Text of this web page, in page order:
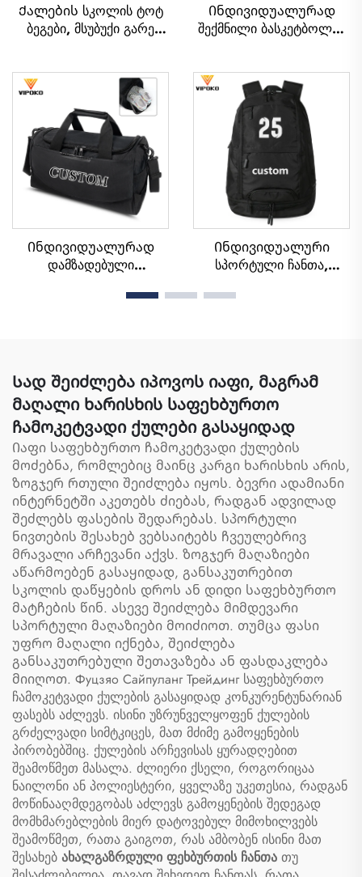
Ქალების სკოლის ტოტ
ბეგები, მსუბუქი გარე
დასვენების ტოტ ბეგი,
რბილი ხელსაყრელი
სახელური, ოფისის
ქალის წყალგაუმძლური
პოლიესტერის ტოტ ბეგი
Ინდივიდუალურად
შექმნილი ბასკეტბოლის
წყალგაუმძლური,
ყოფითი და სკოლის
სპორტული რაკეტბაგი,
თერმული სუბლიმაციური
ფეხბურთის და
ბასკეტბოლის ჩანთა
Ინდივიდუალურად
დამზადებული
ტევადობის რაკეტბაგი,
კაცებისთვის,
წყალგაუმძლური
ფეხსაცმლის სივრცე
მქონე დაფელი,
მოგზაურობის ჩანთა,
გარე საქმეების დაფელი
Ინდივიდუალური
სპორტული ჩანთა,
სკოლის ჩანთები,
ფეხბურთის, ფეხბურთის
რაკეტბაგი, ტენისის და
ბასკეტბოლის ჩანთა
Სად შეიძლება იპოვოს იაფი, მაგრამ
მაღალი ხარისხის საფეხბურთო
ჩამოკეტვადი ქულები გასაყიდად
Იაფი საფეხბურთო ჩამოკეტვადი ქულების
მოძებნა, რომლებიც მაინც კარგი ხარისხის არის,
ზოგჯერ რთული შეიძლება იყოს. ბევრი ადამიანი
ინტერნეტში აკეთებს ძიებას, რადგან ადვილად
შეძლებს ფასების შედარებას. სპორტული
ნივთების შესახებ ვებსაიტებს ჩვეულებრივ
მრავალი არჩევანი აქვს. ზოგჯერ მაღაზიები
აწარმოებენ გასაყიდად, განსაკუთრებით
სკოლის დაწყების დროს ან დიდი საფეხბურთო
მატჩების წინ. ასევე შეიძლება მიმდევარი
სპორტული მაღაზიები მოიძიოთ. თუმცა ფასი
უფრო მაღალი იქნება, შეიძლება
განსაკუთრებული შეთავაზება ან ფასდაკლება
მიიღოთ. Фуцзяо Сайпуланг Трейдинг საფეხბურთო
ჩამოკეტვადი ქულების გასაყიდად კონკურენტუნარიან
ფასებს აძლევს. ისინი უზრუნველყოფენ ქულების
გრძელვადი სიმტკიცეს, მათ მძიმე გამოყენების
პირობებშიც. ქულების არჩევისას ყურადღებით
შეამოწმეთ მასალა. ძლიერი ქსელი, როგორიცაა
ნაილონი ან პოლიესტერი, ყველაზე უკეთესია, რადგან
მოწინააღმდეგობას აძლევს გამოყენების შედეგად
მომხმარებლების მიერ დატოვებულ მიმოხილვებს
შეამოწმეთ, რათა გაიგოთ, რას ამბობენ ისინი მათ
შესახებ ახალგაზრდული ფეხბურთის ჩანთა თუ